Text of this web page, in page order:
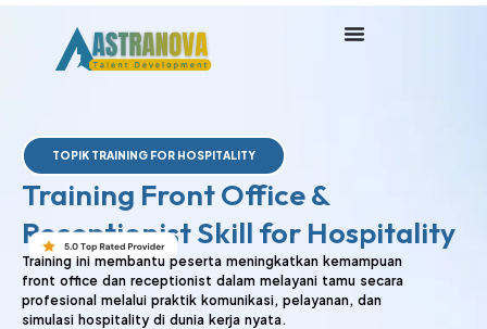
TOPIK TRAINING FOR HOSPITALITY
Training Front Office &
Receptionist Skill for Hospitality
Training ini membantu peserta meningkatkan kemampuan
front office dan receptionist dalam melayani tamu secara
profesional melalui praktik komunikasi, pelayanan, dan
simulasi hospitality di dunia kerja nyata.